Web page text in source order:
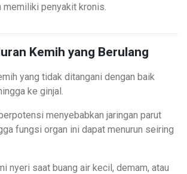
memiliki penyakit kronis.
Kemih yang Berulang
yang tidak ditangani dengan baik
ke ginjal.
menyebabkan jaringan parut
fungsi organ ini dapat menurun seiring
nyeri saat buang air kecil, demam, atau